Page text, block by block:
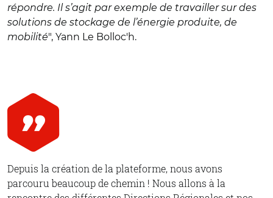
répondre. Il s’agit par exemple de travailler sur des
solutions de stockage de l’énergie produite, de
mobilité", Yann Le Bolloc'h.
Depuis la création de la plateforme, nous avons
parcouru beaucoup de chemin ! Nous allons à la